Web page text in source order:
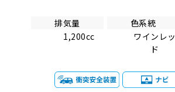
排気量
1,200cc
色系統
ワインレッ
ド